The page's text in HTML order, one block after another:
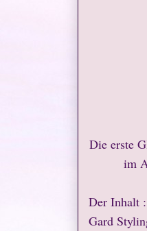
Die erste
im
Der Inhalt :
Gard